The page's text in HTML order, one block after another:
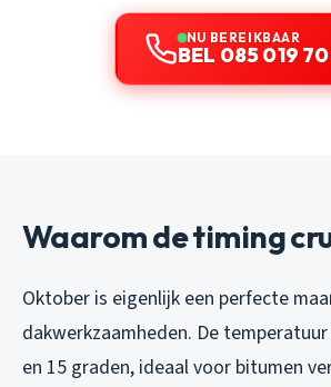
NU BEREIKBAAR
BEL 085 019 70
Waarom de timing
Oktober is eigenlijk een perfecte
dakwerkzaamheden. De
en 15 graden, ideaal voor bitumen